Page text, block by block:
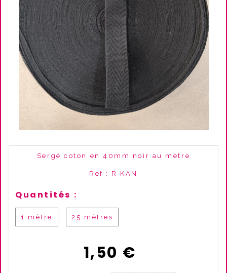
Sergé coton en 40mm noir au mètre
Ref : R KAN
Quantités :
1 mètre 25 mètres
1,50 €